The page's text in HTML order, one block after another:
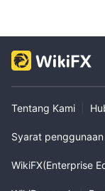
Tentang Kami
Syarat penggunaan
WikiFX(Enterprise